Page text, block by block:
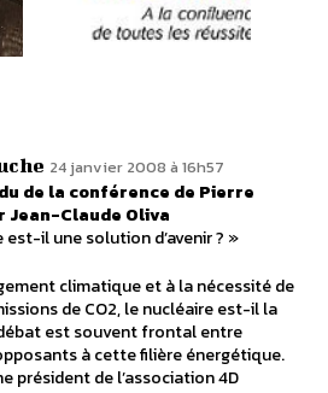
24 janvier 2008 à 16h57
de la conférence de Pierre
Jean-Claude Oliva
est-il une solution d’avenir ? »
climatique et à la nécessité de
de CO2, le nucléaire est-il la
est souvent frontal entre
à cette filière énergétique.
président de l’association 4D